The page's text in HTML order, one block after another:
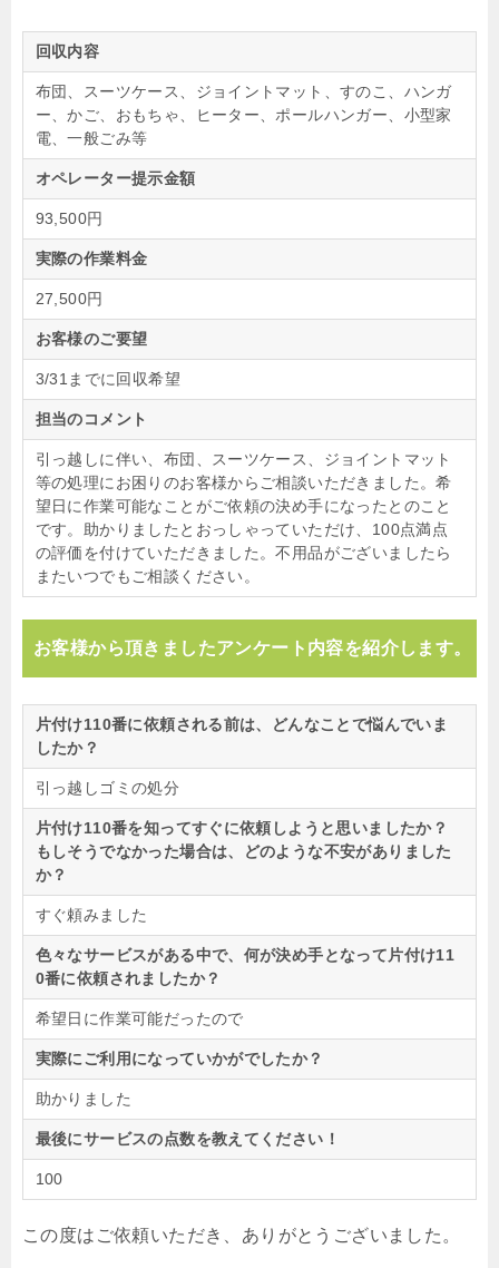
回収内容
布団、スーツケース、ジョイントマット、すのこ、ハンガ
ー、かご、おもちゃ、ヒーター、ポールハンガー、小型家
電、一般ごみ等
オペレーター提示金額
93,500円
実際の作業料金
27,500円
お客様のご要望
3/31までに回収希望
担当のコメント
引っ越しに伴い、布団、スーツケース、ジョイントマット
等の処理にお困りのお客様からご相談いただきました。希
望日に作業可能なことがご依頼の決め手になったとのこと
です。助かりましたとおっしゃっていただけ、100点満点
の評価を付けていただきました。不用品がございましたら
またいつでもご相談ください。
お客様から頂きましたアンケート内容を紹介します。
片付け110番に依頼される前は、どんなことで悩んでいま
したか？
引っ越しゴミの処分
片付け110番を知ってすぐに依頼しようと思いましたか？
もしそうでなかった場合は、どのような不安がありました
か？
すぐ頼みました
色々なサービスがある中で、何が決め手となって片付け11
0番に依頼されましたか？
希望日に作業可能だったので
実際にご利用になっていかがでしたか？
助かりました
最後にサービスの点数を教えてください！
100
この度はご依頼いただき、ありがとうございました。